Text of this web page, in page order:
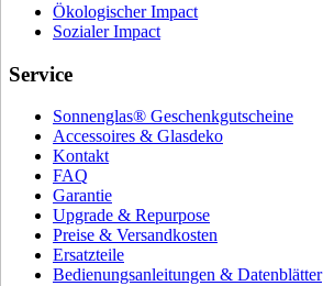
Ökologischer Impact
Sozialer Impact
Service
Sonnenglas® Geschenkgutscheine
Accessoires & Glasdeko
Kontakt
FAQ
Garantie
Upgrade & Repurpose
Preise & Versandkosten
Ersatzteile
Bedienungsanleitungen & Datenblätter